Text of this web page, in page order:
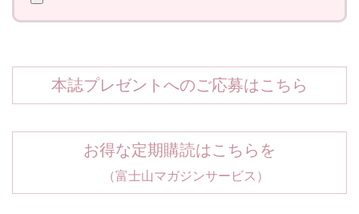
本誌プレゼントへのご応募はこちら
お得な定期購読はこちらを
（富士山マガジンサービス）